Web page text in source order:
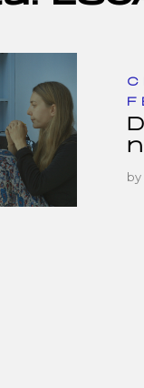
by